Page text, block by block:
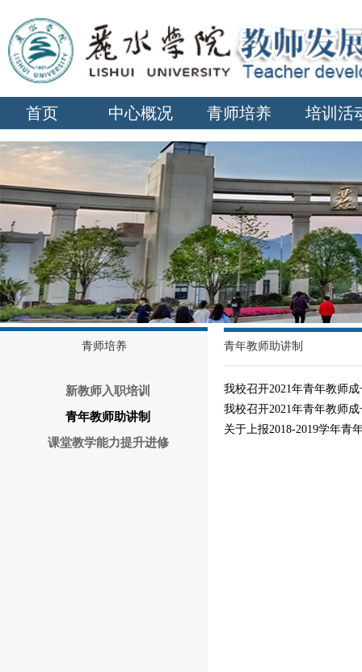
首页 中心概况 青师培养 培训活
青师培养
新教师入职培训
青年教师助讲制
课堂教学能力提升进修
青年教师助讲制
我校召开2021年青年教师
我校召开2021年青年教师
关于上报2018-2019学年青